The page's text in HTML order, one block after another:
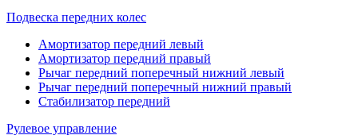
Подвеска передних колес
Амортизатор передний левый
Амортизатор передний правый
Рычаг передний поперечный нижний левый
Рычаг передний поперечный нижний правый
Стабилизатор передний
Рулевое управление